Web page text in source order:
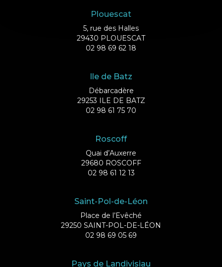
Plouescat
5, rue des Halles
29430 PLOUESCAT
02 98 69 62 18
Ile de Batz
Débarcadère
29253 ILE DE BATZ
02 98 61 75 70
Roscoff
Quai d’Auxerre
29680 ROSCOFF
02 98 61 12 13
Saint-Pol-de-Léon
Place de l’Evêché
29250 SAINT-POL-DE-LÉON
02 98 69 05 69
Pays de Landivisiau